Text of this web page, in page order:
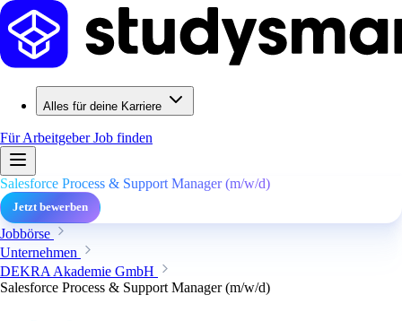
Alles für deine Karriere
Für ArbeitgeberJob finden
Salesforce Process & Support Manager (m/w/d)
Jetzt bewerben
Jobbörse
Unternehmen
DEKRA Akademie GmbH
Salesforce Process & Support Manager (m/w/d)